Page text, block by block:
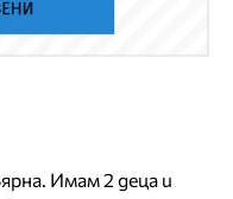
Имам 2 деца и